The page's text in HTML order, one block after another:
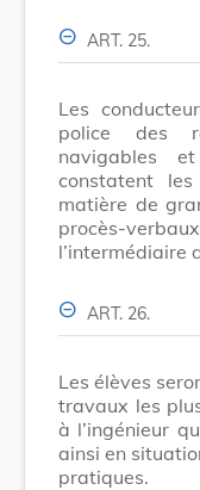
ART. 25.
Les
police des
navigables
constatent les
matière de
procès-
l’intermédiaire
ART. 26.
Les élèves
travaux les
à l’ingénieur
ainsi en
pratiques.